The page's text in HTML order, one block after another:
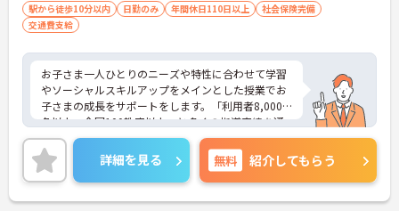
駅から徒歩10分以内 日勤のみ 年間休日110日以上
社会保険完備
交通費支給
お子さま一人ひとりのニーズや特性に合わせて学習
やソーシャルスキルアップをメインとした授業でお
子さまの成長をサポートをします。「利用者8,000
名以上、全国100教室以上」と多くの指導実績を通
して培ったノウハウもあり、満足度の高いサービス
の提供とともに、自身の療育分野でのスキル向上も
目指せます。年間休日は120日前後とプライベート
との両立もしやすいです。
ご興味のある方はお気軽にお問い合わせ下さい。さ
詳細を見る 無料 紹介してもらう